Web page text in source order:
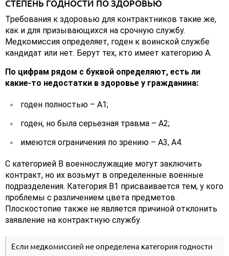
СТЕПЕНЬ ГОДНОСТИ ПО ЗДОРОВЬЮ
Требования к здоровью для контрактников такие же,
как и для призывающихся на срочную службу.
Медкомиссия определяет, годен к воинской службе
кандидат или нет. Берут тех, кто имеет категорию А.
По цифрам рядом с буквой определяют, есть ли
какие-то недостатки в здоровье у гражданина:
годен полностью – А1;
годен, но была серьезная травма – А2;
имеются ограничения по зрению – А3, А4.
С категорией В военнослужащие могут заключить
контракт, но их возьмут в определенные военные
подразделения. Категория В1 присваивается тем, у кого
проблемы с различением цвета предметов.
Плоскостопие также не является причиной отклонить
заявление на контрактную службу.
Если медкомиссией не определена категория годности